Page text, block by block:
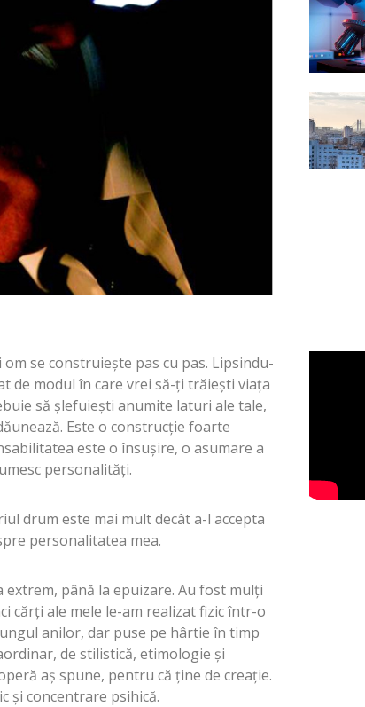
se construieşte pas cu pas. Lipsindu-
de modul în care vrei să-ţi trăieşti viaţa
să şlefuieşti anumite laturi ale tale,
Este o construcţie foarte
este o însuşire, o asumare a
personalităţi.
drum este mai mult decât a-l accepta
personalitatea mea.
extrem, până la epuizare. Au fost mulţi
cărţi ale mele le-am realizat fizic într-o
anilor, dar puse pe hârtie în timp
de stilistică, etimologie şi
aş spune, pentru că ţine de creaţie.
şi concentrare psihică.